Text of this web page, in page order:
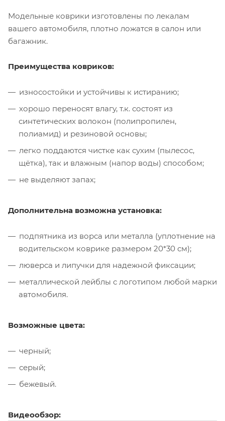
Модельные коврики изготовлены по лекалам
вашего автомобиля, плотно ложатся в салон или
багажник.
Преимущества ковриков:
износостойки и устойчивы к истиранию;
хорошо переносят влагу, т.к. состоят из
синтетических волокон (полипропилен,
полиамид) и резиновой основы;
легко поддаются чистке как сухим (пылесос,
щётка), так и влажным (напор воды) способом;
не выделяют запах;
Дополнительна возможна установка:
подпятника из ворса или металла (уплотнение на
водительском коврике размером 20*30 см);
люверса и липучки для надежной фиксации;
металлической лейблы с логотипом любой марки
автомобиля.
Возможные цвета:
черный;
серый;
бежевый.
Видеообзор: